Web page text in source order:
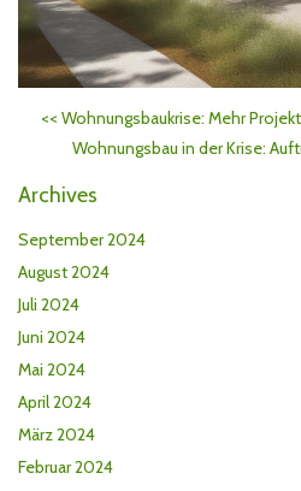
<< Wohnungsbaukrise: Mehr
Wohnungsbau in der Krise:
Archives
September 2024
August 2024
Juli 2024
Juni 2024
Mai 2024
April 2024
März 2024
Februar 2024